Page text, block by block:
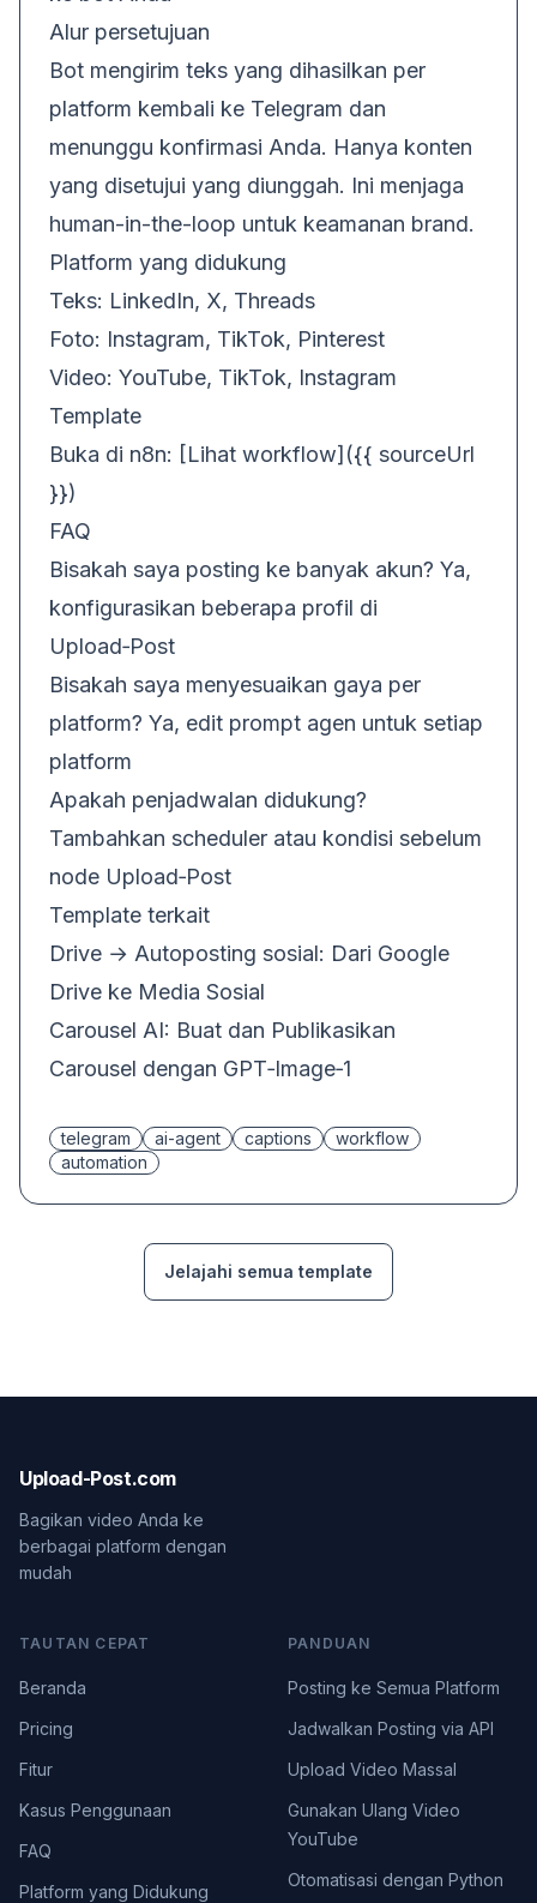
Alur persetujuan
Bot mengirim teks yang dihasilkan per
platform kembali ke Telegram dan
menunggu konfirmasi Anda. Hanya konten
yang disetujui yang diunggah. Ini menjaga
human-in-the-loop untuk keamanan brand.
Platform yang didukung
Teks: LinkedIn, X, Threads
Foto: Instagram, TikTok, Pinterest
Video: YouTube, TikTok, Instagram
Template
Buka di n8n: [Lihat workflow]({{ sourceUrl
}})
FAQ
Bisakah saya posting ke banyak akun? Ya,
konfigurasikan beberapa profil di
Upload‑Post
Bisakah saya menyesuaikan gaya per
platform? Ya, edit prompt agen untuk setiap
platform
Apakah penjadwalan didukung?
Tambahkan scheduler atau kondisi sebelum
node Upload‑Post
Template terkait
Drive → Autoposting sosial: Dari Google
Drive ke Media Sosial
Carousel AI: Buat dan Publikasikan
Carousel dengan GPT‑Image‑1
telegram ai-agent captions
workflow
automation
Jelajahi semua template
Upload-Post.com
Bagikan video Anda ke
berbagai platform dengan
mudah
TAUTAN CEPAT
Beranda
Pricing
Fitur
Kasus Penggunaan
FAQ
Platform yang Didukung
PANDUAN
Posting ke Semua Platform
Jadwalkan Posting via API
Upload Video Massal
Gunakan Ulang Video
YouTube
Otomatisasi dengan Python